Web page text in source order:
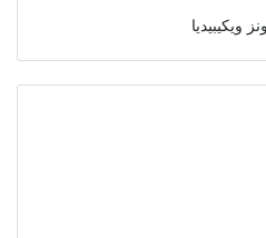
ويكيبيديا